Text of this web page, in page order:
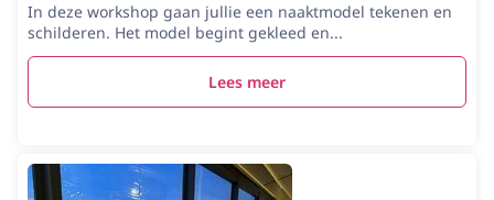
In deze workshop gaan jullie een naaktmodel tekenen en
schilderen. Het model begint gekleed en...
Lees meer